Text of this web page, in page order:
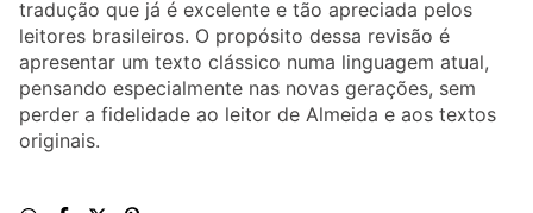
tradução que já é excelente e tão apreciada pelos
leitores brasileiros. O propósito dessa revisão é
apresentar um texto clássico numa linguagem atual,
pensando especialmente nas novas gerações, sem
perder a fidelidade ao leitor de Almeida e aos textos
originais.